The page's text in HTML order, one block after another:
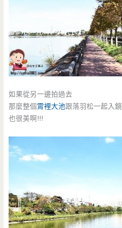
如果從另一邊拍過去
那麼整個霄裡大池跟落羽松一起入鏡
也很美啊!!!